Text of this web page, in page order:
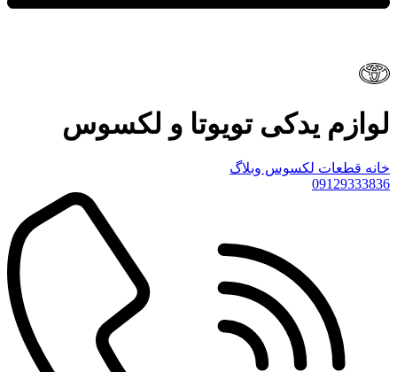
لوازم یدکی تویوتا و لکسوس
خانه قطعات لکسوس وبلاگ
09129333836